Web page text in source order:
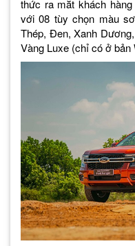
thức ra mắt khách
với 08 tùy chọn màu
Thép, Đen, Xanh
Vàng Luxe (chỉ có ở bản